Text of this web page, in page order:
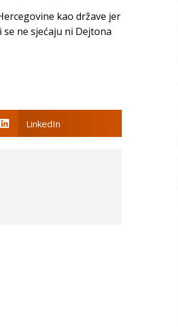
kao države jer
ne sjećaju ni Dejtona
LinkedIn